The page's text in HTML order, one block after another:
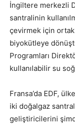
İngiltere merkezli
santralinin
çevirmek için ortak
biyokütleye
Programları
kullanılabilir su
Fransa’da EDF,
iki doğalgaz
geliştiricilerini